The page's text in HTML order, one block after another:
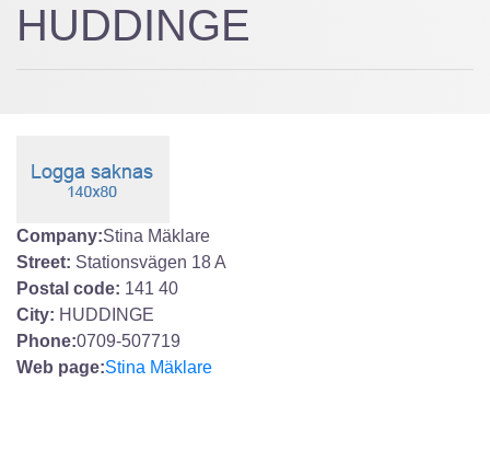
HUDDINGE
Company:Stina Mäklare
Street: Stationsvägen 18 A
Postal code: 141 40
City: HUDDINGE
Phone:0709-507719
Web page:Stina Mäklare